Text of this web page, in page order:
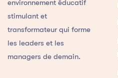
environnement éducatif
stimulant et
transformateur qui forme
les leaders et les
managers de demain.